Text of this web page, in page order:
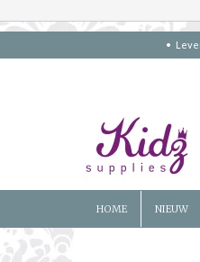
HOME NIEUW